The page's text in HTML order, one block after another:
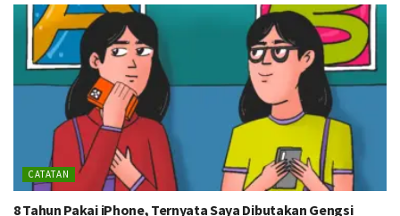
CATATAN
8 Tahun Pakai iPhone, Ternyata Saya Dibutakan Gengsi